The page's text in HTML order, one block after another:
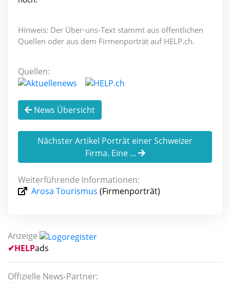
Hinweis: Der Über-uns-Text stammt aus öffentlichen
Quellen oder aus dem Firmenporträt auf HELP.ch.
Quellen:
News Übersicht
Nächster Artikel Porträt einer Schweizer
Firma. Eine ...
Weiterführende Informationen:
Arosa Tourismus (Firmenporträt)
Anzeige
✔HELPads
Offizielle News-Partner: